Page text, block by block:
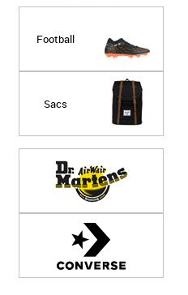
Football
Sacs